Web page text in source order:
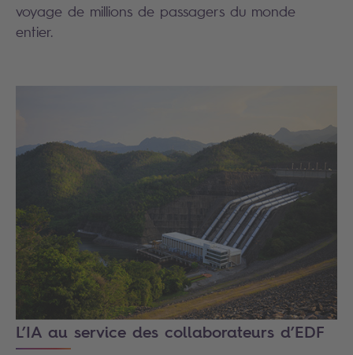
voyage de millions de passagers du monde
entier.
L’IA au service des collaborateurs d’EDF